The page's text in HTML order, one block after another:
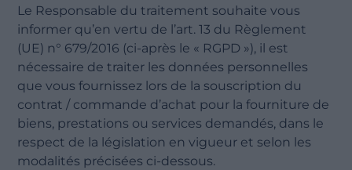
Le Responsable du traitement souhaite vous
informer qu’en vertu de l’art. 13 du Règlement
(UE) n° 679/2016 (ci-après le « RGPD »), il est
nécessaire de traiter les données personnelles
que vous fournissez lors de la souscription du
contrat / commande d’achat pour la fourniture de
biens, prestations ou services demandés, dans le
respect de la législation en vigueur et selon les
modalités précisées ci-dessous.